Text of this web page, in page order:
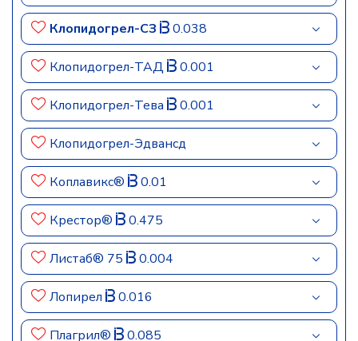
Клопидогрел-СЗ 0.038
Клопидогрел-ТАД 0.001
Клопидогрел-Тева 0.001
Клопидогрел-Эдвансд
Коплавикс® 0.01
Крестор® 0.475
Листаб® 75 0.004
Лопирел 0.016
Плагрил® 0.085